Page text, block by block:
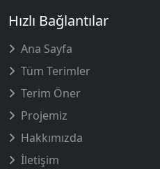
Hızlı Bağlantılar
Ana Sayfa
Tüm Terimler
Terim Öner
Projemiz
Hakkımızda
İletişim